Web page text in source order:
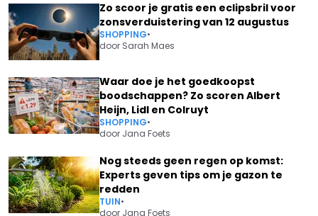
Zo scoor je gratis een eclipsbril voor
zonsverduistering van 12 augustus
SHOPPING•
door Sarah Maes
Waar doe je het goedkoopst
boodschappen? Zo scoren Albert
Heijn, Lidl en Colruyt
SHOPPING•
door Jana Foets
Nog steeds geen regen op komst:
Experts geven tips om je gazon te
redden
TUIN•
door Jana Foets